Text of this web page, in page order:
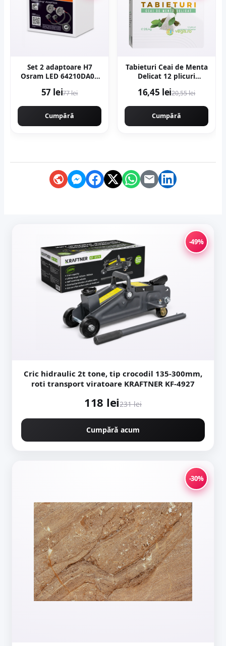
Set 2 adaptoare H7
Osram LED 64210DA07
57 lei77 lei
Cumpără
Tabieturi Ceai de Menta
Delicat 12 plicuri
16,45 lei20,55 lei
Cumpără
-49%
Cric hidraulic 2t tone, tip crocodil 135-300mm,
roti transport viratoare KRAFTNER KF-4927
118 lei231 lei
Cumpără acum
-30%